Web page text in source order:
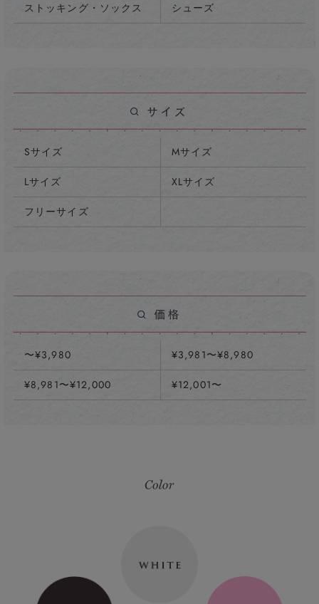
ストッキング・ソックス シューズ
Sサイズ Mサイズ
Lサイズ XLサイズ
フリーサイズ
〜¥3,980 ¥3,981〜¥8,980
¥8,981〜¥12,000 ¥12,001〜